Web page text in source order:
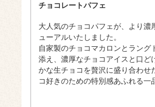
チョコレートパフェ
大人気のチョコパフェが、より濃
ューアルいたしました。
自家製のチョコマカロンとラング
添え、濃厚なチョコアイスと口ど
かな生チョコを贅沢に盛り合わせ
コ好きのための特別感あふれる一